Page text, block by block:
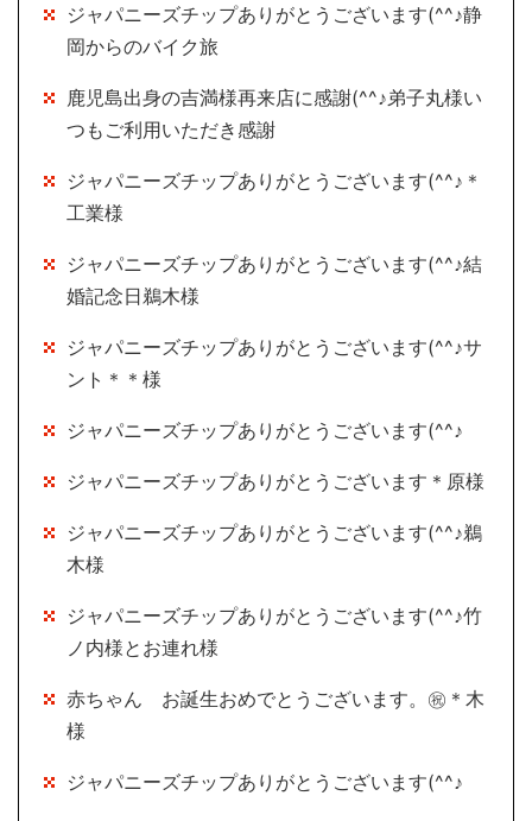
ジャパニーズチップありがとうございます(^^♪静
岡からのバイク旅
鹿児島出身の吉満様再来店に感謝(^^♪弟子丸様い
つもご利用いただき感謝
ジャパニーズチップありがとうございます(^^♪＊
工業様
ジャパニーズチップありがとうございます(^^♪結
婚記念日鵜木様
ジャパニーズチップありがとうございます(^^♪サ
ント＊＊様
ジャパニーズチップありがとうございます(^^♪
ジャパニーズチップありがとうございます＊原様
ジャパニーズチップありがとうございます(^^♪鵜
木様
ジャパニーズチップありがとうございます(^^♪竹
ノ内様とお連れ様
赤ちゃん お誕生おめでとうございます。㊗＊木
様
ジャパニーズチップありがとうございます(^^♪